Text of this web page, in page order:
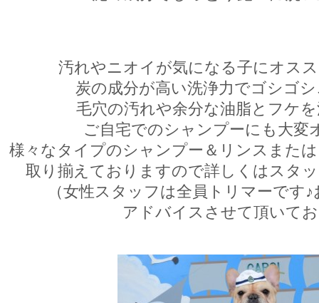
汚れやニオイが気になる子にオス
炭の成分が高い洗浄力でゴシゴ
毛穴の汚れや余分な油脂とフケ
ご自宅でのシャンプーにも大変
様々なタイプのシャンプー＆リンスまた
取り揃えておりますので詳しくはスタ
（女性スタッフは全員トリマーです
アドバイスさせて頂いて